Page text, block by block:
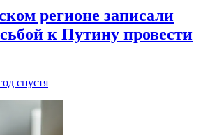
регионе записали
к Путину провести
спустя